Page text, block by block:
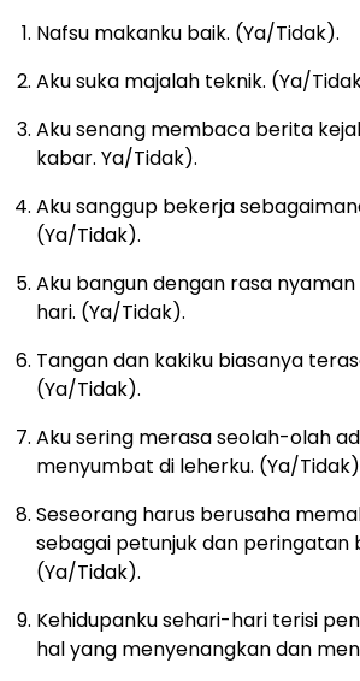
Nafsu makanku baik. (Ya/Tidak).
Aku suka majalah teknik. (Ya/
Aku senang membaca berita
kabar. Ya/Tidak).
Aku sanggup bekerja
(Ya/Tidak).
Aku bangun dengan rasa
hari. (Ya/Tidak).
Tangan dan kakiku biasanya
(Ya/Tidak).
Aku sering merasa seolah-olah
menyumbat di leherku. (Ya/
Seseorang harus berusaha
sebagai petunjuk dan peringatan
(Ya/Tidak).
Kehidupanku sehari-hari terisi
hal yang menyenangkan dan